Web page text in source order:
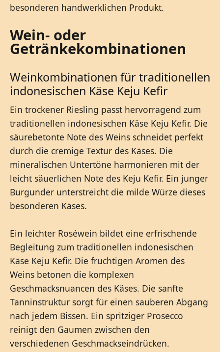
besonderen handwerklichen Produkt.
Wein- oder
Getränkekombinationen
Weinkombinationen für traditionellen
indonesischen Käse Keju Kefir
Ein trockener Riesling passt hervorragend zum
traditionellen indonesischen Käse Keju Kefir. Die
säurebetonte Note des Weins schneidet perfekt
durch die cremige Textur des Käses. Die
mineralischen Untertöne harmonieren mit der
leicht säuerlichen Note des Keju Kefir. Ein junger
Burgunder unterstreicht die milde Würze dieses
besonderen Käses.
Ein leichter Roséwein bildet eine erfrischende
Begleitung zum traditionellen indonesischen
Käse Keju Kefir. Die fruchtigen Aromen des
Weins betonen die komplexen
Geschmacksnuancen des Käses. Die sanfte
Tanninstruktur sorgt für einen sauberen Abgang
nach jedem Bissen. Ein spritziger Prosecco
reinigt den Gaumen zwischen den
verschiedenen Geschmackseindrücken.